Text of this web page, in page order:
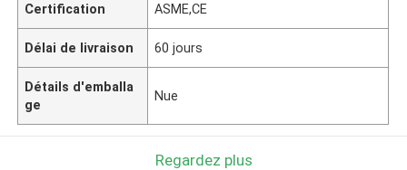
Certification ASME,CE
Délai de livraison 60 jours
Détails d'emballa
ge
Nue
Regardez plus